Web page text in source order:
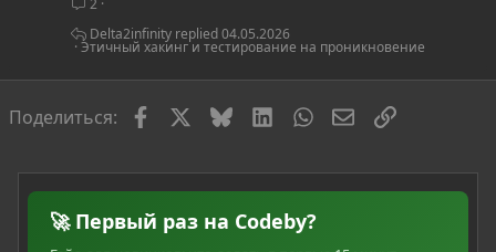
Этичный хакинг и тестирование на проникновение
04.05.2026
Delta2infinity
Поделиться: FacebookBlueskyLinkedInWhatsAppЭлектронная
Ссылка
🚀 Первый раз на Codeby?